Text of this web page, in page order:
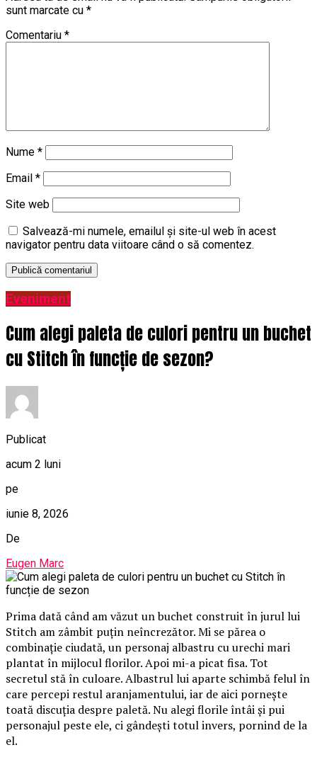
sunt marcate cu *
Comentariu *
Nume *
Email *
Site web
Salvează-mi numele, emailul și site-ul web în acest
navigator pentru data viitoare când o să comentez.
Eveniment
Cum alegi paleta de culori pentru un buchet
cu Stitch în funcție de sezon?
Publicat
acum 2 luni
pe
iunie 8, 2026
De
Eugen Marc
Prima dată când am văzut un buchet construit în jurul lui
Stitch am zâmbit puțin neîncrezător. Mi se părea o
combinație ciudată, un personaj albastru cu urechi mari
plantat în mijlocul florilor. Apoi mi-a picat fisa. Tot
secretul stă în culoare. Albastrul lui aparte schimbă felul în
care percepi restul aranjamentului, iar de aici pornește
toată discuția despre paletă. Nu alegi florile întâi și pui
personajul peste ele, ci gândești totul invers, pornind de la
el.